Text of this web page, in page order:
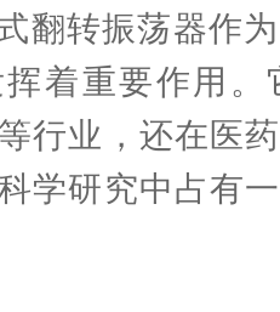
转振荡器作为
着重要作用
行业，还在医
学研究中占有